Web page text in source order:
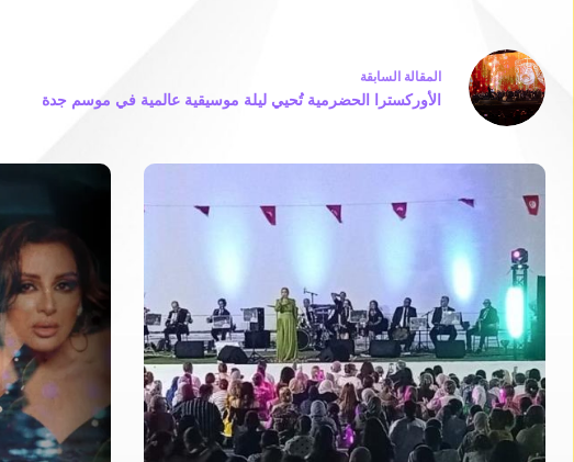
المقالة السابقة
الأوركسترا الحضرمية تُحيي ليلة موسيقية عالمية في موسم جدة